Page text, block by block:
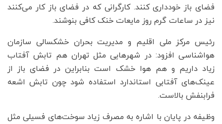
فضای باز خودداری کنند. کارگرانی که در فضای باز کار می‌کنند
نیز در ساعات گرم روز مایعات خنک کافی بنوشند.
رئیس مرکز ملی اقلیم و مدیریت بحران خشکسالی سازمان
هواشناسی افزود: در شهرهایی مثل تهران هم تابش آفتاب
زیاد داریم و هم هوا خشک است بنابراین در فضای باز از
عینک‌های آفتابی استاندارد استفاده شود چون تابش اشعه
فرابنفش بالاست.
وظیفه در پایان با اشاره به مصرف زیاد سوخت‌های فسیلی مثل